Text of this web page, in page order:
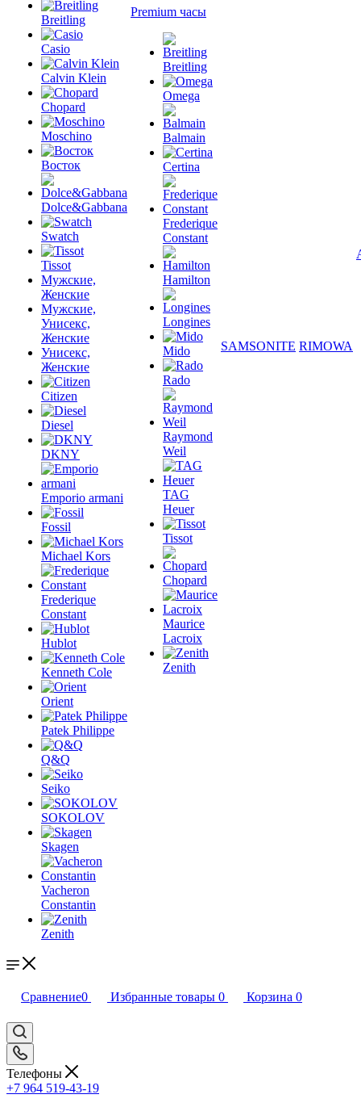
Breitling
Casio
Calvin Klein
Chopard
Moschino
Восток
Dolce&Gabbana
Swatch
Tissot
Мужские,
Женские
Мужские,
Унисекс,
Женские
Унисекс,
Женские
Citizen
Diesel
DKNY
Emporio armani
Fossil
Michael Kors
Frederique
Constant
Hublot
Kenneth Cole
Orient
Patek Philippe
Q&Q
Seiko
SOKOLOV
Skagen
Vacheron
Constantin
Zenith
Premium часы
Breitling
Omega
Balmain
Certina
Frederique
Constant
Hamilton
Longines
Mido
Rado
Raymond
Weil
TAG
Heuer
Tissot
Chopard
Maurice
Lacroix
Zenith
SAMSONITE RIMOWA
Сравнение0 Избранные товары 0 Корзина 0
Телефоны
+7 964 519-43-19